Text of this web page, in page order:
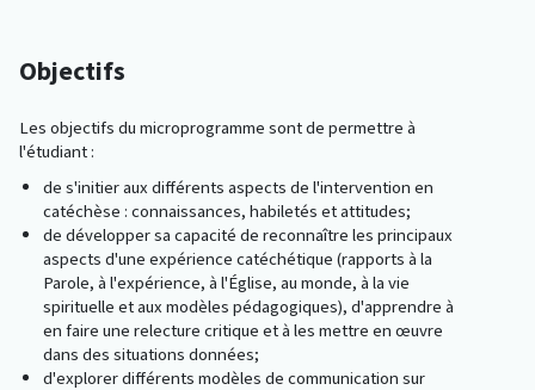
Objectifs
Les objectifs du microprogramme sont de permettre à
l'étudiant :
de s'initier aux différents aspects de l'intervention en
catéchèse : connaissances, habiletés et attitudes;
de développer sa capacité de reconnaître les principaux
aspects d'une expérience catéchétique (rapports à la
Parole, à l'expérience, à l'Église, au monde, à la vie
spirituelle et aux modèles pédagogiques), d'apprendre à
en faire une relecture critique et à les mettre en œuvre
dans des situations données;
d'explorer différents modèles de communication sur